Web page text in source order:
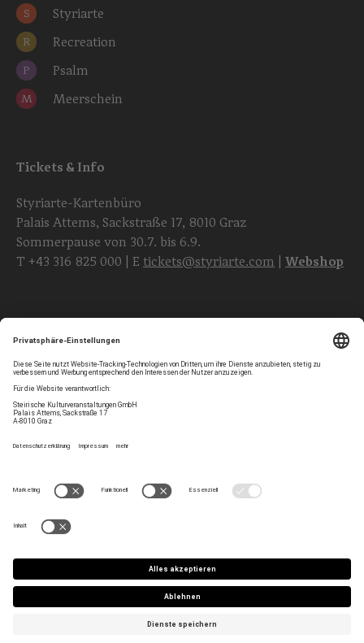
S Styriarte
R Recreation
P Psalm
M Meerschein
Tickets & Info
Styriarte-Kartenbüro
Palais Attems, Sackstraße 17, 8010 Graz
Sommerpause von 30.7. bis 6.9.
T +43 316 825 000 | E tickets@styriarte.com Webshop
Privatsphären-Einstellungen
Newsletter
Kontakt
Team
Jobs
Impressum
Datenschutz
Haltung